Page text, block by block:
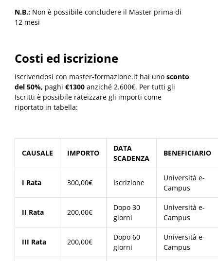
N.B.: Non è possibile concludere il Master prima di
12 mesi
Costi ed iscrizione
Iscrivendosi con master-formazione.it hai uno sconto
del 50%, paghi €1300 anziché 2.600€. Per tutti gli
Iscritti è possibile rateizzare gli importi come
riportato in tabella:
CAUSALE IMPORTO
DATA
SCADENZA
BENEFICIARIO
I Rata 300,00€ Iscrizione
Università e-
Campus
II Rata 200,00€
Dopo 30
giorni
Università e-
Campus
III Rata 200,00€
Dopo 60
giorni
Università e-
Campus